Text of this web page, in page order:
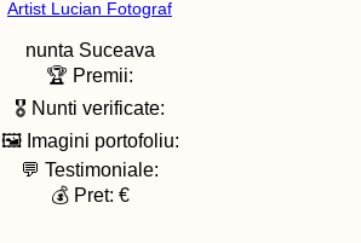
Artist Lucian Fotograf
nunta Suceava
🏆 Premii:
🎖️ Nunti verificate:
🖼️ Imagini portofoliu:
💬 Testimoniale:
💰 Pret: €